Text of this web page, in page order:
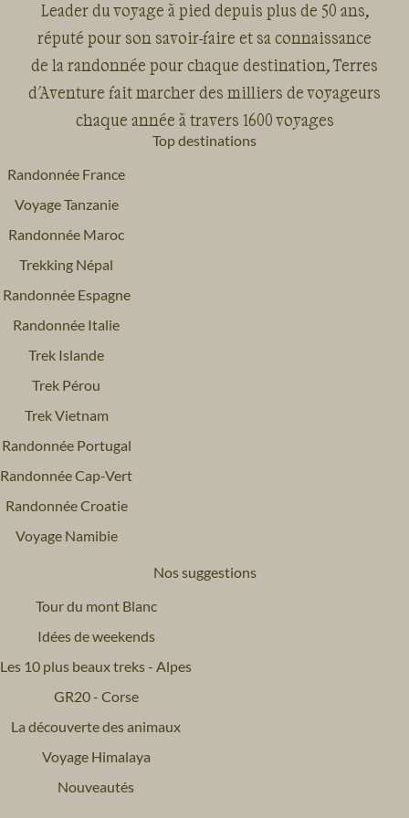
Leader du voyage à pied depuis plus de 50 ans,
réputé pour son savoir-faire et sa connaissance
de la randonnée pour chaque destination, Terres
d'Aventure fait marcher des milliers de voyageurs
chaque année à travers 1600 voyages
Top destinations
Randonnée France
Voyage Tanzanie
Randonnée Maroc
Trekking Népal
Randonnée Espagne
Randonnée Italie
Trek Islande
Trek Pérou
Trek Vietnam
Randonnée Portugal
Randonnée Cap-Vert
Randonnée Croatie
Voyage Namibie
Nos suggestions
Tour du mont Blanc
Idées de weekends
Les 10 plus beaux treks - Alpes
GR20 - Corse
La découverte des animaux
Voyage Himalaya
Nouveautés